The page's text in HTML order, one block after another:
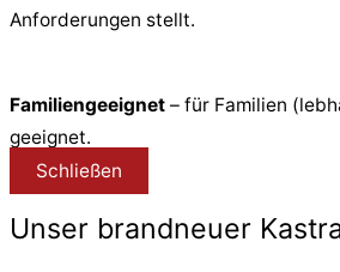
Anforderungen stellt.
Familiengeeignet – für Familien
geeignet.
Schließen
Unser brandneuer